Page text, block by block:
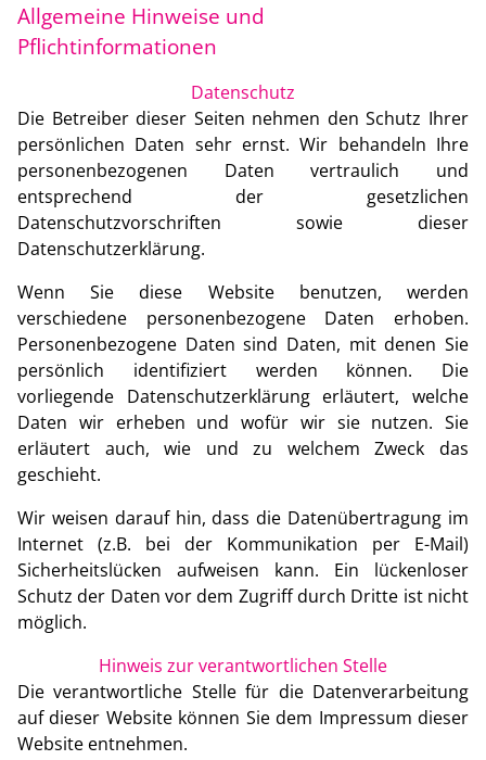
Allgemeine Hinweise und
Pflichtinformationen
Datenschutz
Die Betreiber dieser Seiten nehmen den Schutz Ihrer
persönlichen Daten sehr ernst. Wir behandeln Ihre
personenbezogenen Daten vertraulich und
entsprechend der gesetzlichen
Datenschutzvorschriften sowie dieser
Datenschutzerklärung.
Wenn Sie diese Website benutzen, werden
verschiedene personenbezogene Daten erhoben.
Personenbezogene Daten sind Daten, mit denen Sie
persönlich identifiziert werden können. Die
vorliegende Datenschutzerklärung erläutert, welche
Daten wir erheben und wofür wir sie nutzen. Sie
erläutert auch, wie und zu welchem Zweck das
geschieht.
Wir weisen darauf hin, dass die Datenübertragung im
Internet (z.B. bei der Kommunikation per E-Mail)
Sicherheitslücken aufweisen kann. Ein lückenloser
Schutz der Daten vor dem Zugriff durch Dritte ist nicht
möglich.
Hinweis zur verantwortlichen Stelle
Die verantwortliche Stelle für die Datenverarbeitung
auf dieser Website können Sie dem Impressum dieser
Website entnehmen.